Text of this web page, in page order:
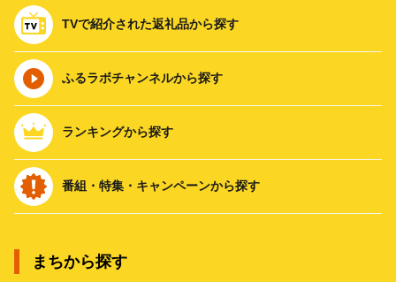
TVで紹介された返礼品から探す
ふるラボチャンネルから探す
ランキングから探す
番組・特集・キャンペーンから探す
まちから探す